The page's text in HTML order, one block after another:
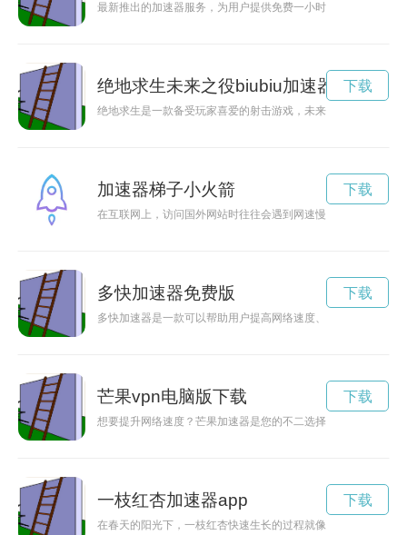
最新推出的加速器服务，为用户提供免费一小时的使用体验，让
绝地求生未来之役biubiu加速器
绝地求生是一款备受玩家喜爱的射击游戏，未来之役是游戏中
下载
加速器梯子小火箭
在互联网上，访问国外网站时往往会遇到网速慢的问题，为了
下载
多快加速器免费版
多快加速器是一款可以帮助用户提高网络速度、畅通网络流畅
下载
芒果vpn电脑版下载
想要提升网络速度？芒果加速器是您的不二选择！点击下载，让
下载
一枝红杏加速器app
在春天的阳光下，一枝红杏快速生长的过程就像是一台加速器
下载